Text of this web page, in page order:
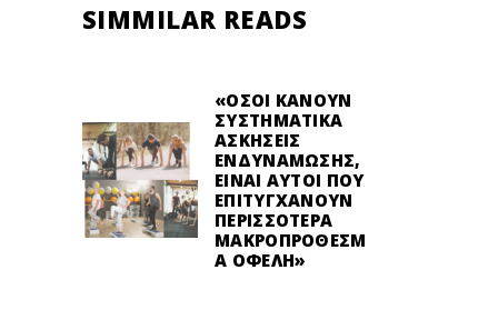
SIMMILAR READS
«ΌΣΟΙ ΚΆΝΟΥΝ
ΣΥΣΤΗΜΑΤΙΚΆ
ΑΣΚΉΣΕΙΣ
ΕΝΔΥΝΆΜΩΣΗΣ,
ΕΊΝΑΙ ΑΥΤΟΊ ΠΟΥ
ΕΠΙΤΥΓΧΆΝΟΥΝ
ΠΕΡΙΣΣΌΤΕΡΑ
ΜΑΚΡΟΠΡΌΘΕΣΜ
Α ΟΦΈΛΗ»